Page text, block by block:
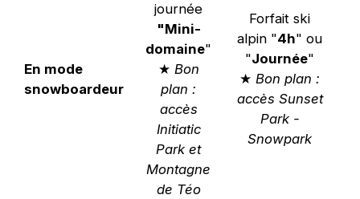
En mode
snowboardeur
journée
"Mini-
domaine"
★ Bon
plan :
accès
Initiatic
Park et
Montagne
de Téo
Forfait ski
alpin "4h" ou
"Journée"
★Bon plan :
accès Sunset
Park -
Snowpark